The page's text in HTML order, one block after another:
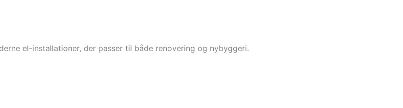
el-installationer, der passer til både renovering og nybyggeri.